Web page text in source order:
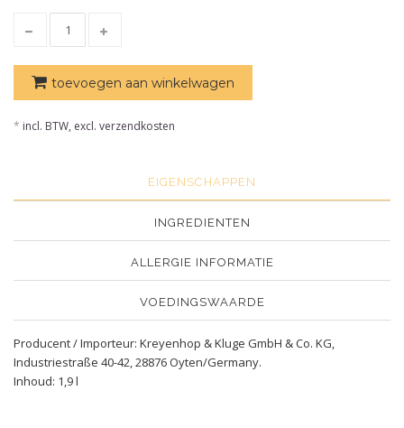
toevoegen aan winkelwagen
* incl. BTW, excl. verzendkosten
EIGENSCHAPPEN
INGREDIENTEN
ALLERGIE INFORMATIE
VOEDINGSWAARDE
Producent / Importeur: Kreyenhop & Kluge GmbH & Co. KG,
Industriestraße 40-42, 28876 Oyten/Germany.
Inhoud: 1,9 l